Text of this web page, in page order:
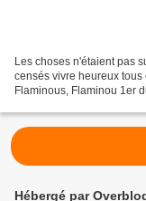
Les choses n'étaient pas
censés vivre heureux
Flaminous, Flaminou 1er
Hébergé par